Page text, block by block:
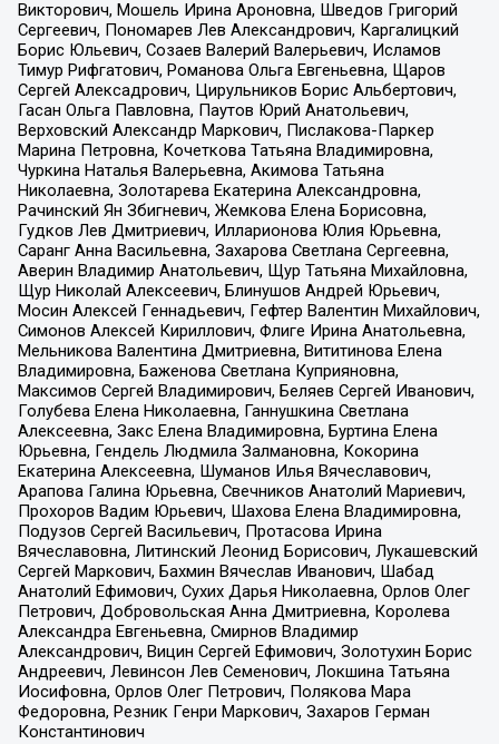
Викторович, Мошель Ирина Ароновна, Шведов Григорий
Сергеевич, Пономарев Лев Александрович, Каргалицкий
Борис Юльевич, Созаев Валерий Валерьевич, Исламов
Тимур Рифгатович, Романова Ольга Евгеньевна, Щаров
Сергей Алексадрович, Цирульников Борис Альбертович,
Гасан Ольга Павловна, Паутов Юрий Анатольевич,
Верховский Александр Маркович, Пислакова-Паркер
Марина Петровна, Кочеткова Татьяна Владимировна,
Чуркина Наталья Валерьевна, Акимова Татьяна
Николаевна, Золотарева Екатерина Александровна,
Рачинский Ян Збигневич, Жемкова Елена Борисовна,
Гудков Лев Дмитриевич, Илларионова Юлия Юрьевна,
Саранг Анна Васильевна, Захарова Светлана Сергеевна,
Аверин Владимир Анатольевич, Щур Татьяна Михайловна,
Щур Николай Алексеевич, Блинушов Андрей Юрьевич,
Мосин Алексей Геннадьевич, Гефтер Валентин Михайлович,
Симонов Алексей Кириллович, Флиге Ирина Анатольевна,
Мельникова Валентина Дмитриевна, Вититинова Елена
Владимировна, Баженова Светлана Куприяновна,
Максимов Сергей Владимирович, Беляев Сергей Иванович,
Голубева Елена Николаевна, Ганнушкина Светлана
Алексеевна, Закс Елена Владимировна, Буртина Елена
Юрьевна, Гендель Людмила Залмановна, Кокорина
Екатерина Алексеевна, Шуманов Илья Вячеславович,
Арапова Галина Юрьевна, Свечников Анатолий Мариевич,
Прохоров Вадим Юрьевич, Шахова Елена Владимировна,
Подузов Сергей Васильевич, Протасова Ирина
Вячеславовна, Литинский Леонид Борисович, Лукашевский
Сергей Маркович, Бахмин Вячеслав Иванович, Шабад
Анатолий Ефимович, Сухих Дарья Николаевна, Орлов Олег
Петрович, Добровольская Анна Дмитриевна, Королева
Александра Евгеньевна, Смирнов Владимир
Александрович, Вицин Сергей Ефимович, Золотухин Борис
Андреевич, Левинсон Лев Семенович, Локшина Татьяна
Иосифовна, Орлов Олег Петрович, Полякова Мара
Федоровна, Резник Генри Маркович, Захаров Герман
Константинович